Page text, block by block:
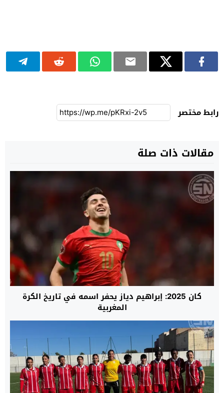
رابط مختصر
مقالات ذات صلة
كان 2025: إبراهيم دياز يحفر اسمه في تاريخ الكرة
المغربية